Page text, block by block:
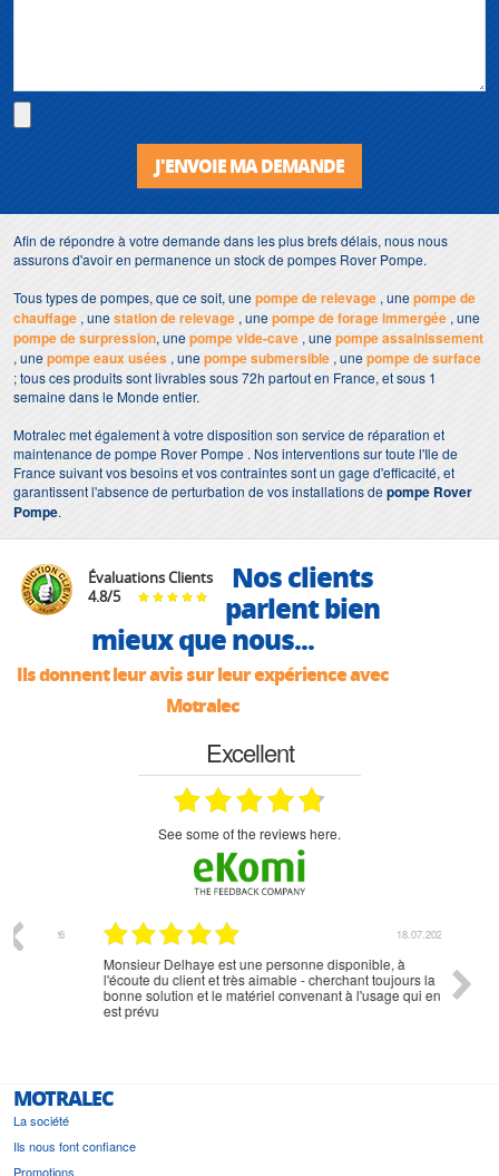
J'ENVOIE MA DEMANDE
Afin de répondre à votre demande dans les plus brefs délais, nous nous
assurons d'avoir en permanence un stock de pompes Rover Pompe.
Tous types de pompes, que ce soit, unepompe de relevage , unepompe de
chauffage , unestation de relevage , unepompe de forage immergée , une
pompe de surpression, unepompe vide-cave , unepompe assainissement
, unepompe eaux usées , unepompe submersible , unepompe de surface
; tous ces produits sont livrables sous 72h partout en France, et sous 1
semaine dans le Monde entier.
Motralec met également à votre disposition son service de réparation et
maintenance de pompe Rover Pompe . Nos interventions sur toute l'Ile de
France suivant vos besoins et vos contraintes sont un gage d'efficacité, et
garantissent l'absence de perturbation de vos installations depompe Rover
Pompe.
Évaluations Clients
4.8/5
Nos clients
parlent bien
mieux que nous...
Ils donnent leur avis sur leur expérience avec
Motralec
Excellent
see some of the reviews here.
18.07.2026
Monsieur Delhaye est une personne disponible, à
l'écoute du client et très aimable - cherchant toujours la
bonne solution et le matériel convenant à l'usage qui en
est prévu
MOTRALEC
La société
Ils nous font confiance
Promotions